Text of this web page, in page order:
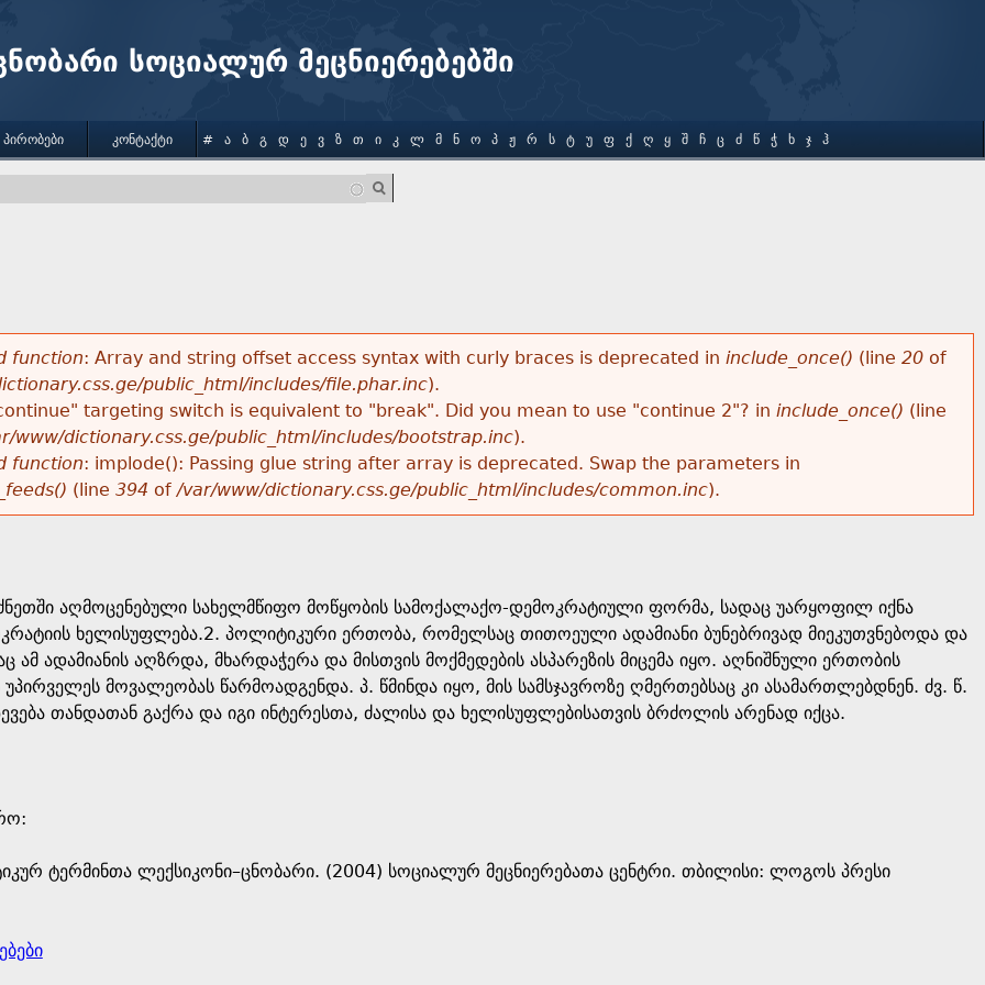
სოციალურ მეცნიერებებში
function: Array and string offset access syntax with curly braces is deprecated in include_once() (line 20of
public_html/includes/file.phar.inc).
targeting switch is equivalent to "break". Did you mean to use "continue 2"? in include_once() (line
www/dictionary.css.ge/public_html/includes/bootstrap.inc).
function: implode(): Passing glue string after array is deprecated. Swap the parameters in
(line 394 of/var/www/dictionary.css.ge/public_html/includes/common.inc).
აღმოცენებული სახელმწიფო მოწყობის სამოქალაქო-დემოკრატიული ფორმა, სადაც უარყოფილ იქნა
ხელისუფლება.2. პოლიტიკური ერთობა, რომელსაც თითოეული ადამიანი ბუნებრივად მიეკუთვნებოდა და
ამ ადამიანის აღზრდა, მხარდაჭერა და მისთვის მოქმედების ასპარეზის მიცემა იყო. აღნიშნული ერთობის
უპირველეს მოვალეობას წარმოადგენდა. პ. წმინდა იყო, მის სამსჯავროზე ღმერთებსაც კი ასამართლებდნენ. ძვ. წ.
თანდათან გაქრა და იგი ინტერესთა, ძალისა და ხელისუფლებისათვის ბრძოლის არენად იქცა.
ტერმინთა ლექსიკონი–ცნობარი. (2004) სოციალურ მეცნიერებათა ცენტრი. თბილისი: ლოგოს პრესი
ᲞᲘᲠᲝᲑᲔᲑᲘ ᲙᲝᲜᲢᲐᲥᲢᲘ # Ა Ბ Გ Დ Ე Ვ Ზ Თ Ი Კ Ლ Მ Ნ Ო Პ Ჟ Რ Ს Ტ Უ Ფ Ქ Ღ Ყ Შ Ჩ Ც Ძ Წ Ჭ Ხ Ჯ Ჰ